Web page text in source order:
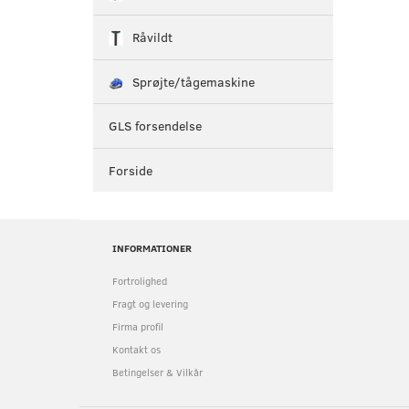
Råvildt
Sprøjte/tågemaskine
GLS forsendelse
Forside
INFORMATIONER
Fortrolighed
Fragt og levering
Firma profil
Kontakt os
Betingelser & Vilkår